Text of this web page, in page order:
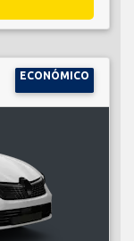
ECONÓMICO